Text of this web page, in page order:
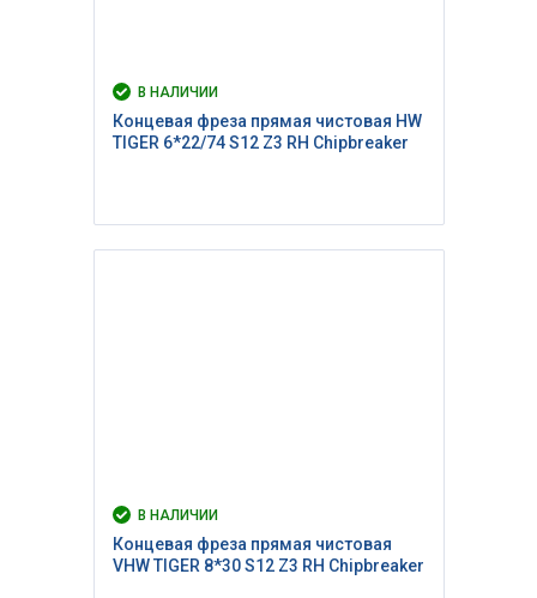
В НАЛИЧИИ
Концевая фреза прямая чистовая HW
TIGER 6*22/74 S12 Z3 RH Сhipbreaker
В НАЛИЧИИ
Концевая фреза прямая чистовая
VHW TIGER 8*30 S12 Z3 RH Сhipbreaker